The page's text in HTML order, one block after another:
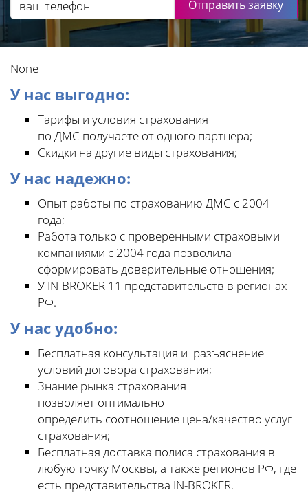
Отправить заявку
None
У нас выгодно:
Тарифы и условия страхования
по ДМС получаете от одного партнера;
Скидки на другие виды страхования;
У нас надежно:
Опыт работы по страхованию ДМС с 2004
года;
Работа только с проверенными страховыми
компаниями с 2004 года позволила
сформировать доверительные отношения;
У IN-BROKER 11 представительств в регионах
РФ.
У нас удобно:
Бесплатная консультация и разъяснение
условий договора страхования;
Знание рынка страхования
позволяет оптимально
определить соотношение цена/качество услуг
страхования;
Бесплатная доставка полиса страхования в
любую точку Москвы, а также регионов РФ, где
есть представительства IN-BROKER.